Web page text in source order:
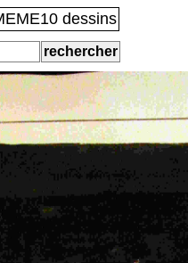
dessins